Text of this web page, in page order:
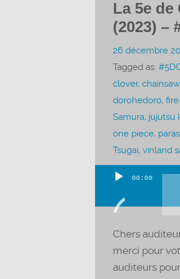
La 5e de
(2023) –
26 décembre
Tagged as:
clover,
dorohedoro,
Samura, jujutsu
one piece,
Tsugai, vinland
Lecteur
audio
00:00
Chers
merci pour
auditeurs